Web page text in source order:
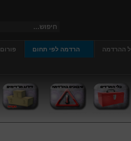
ההרדמה הרדמה לפי תחום
פורום